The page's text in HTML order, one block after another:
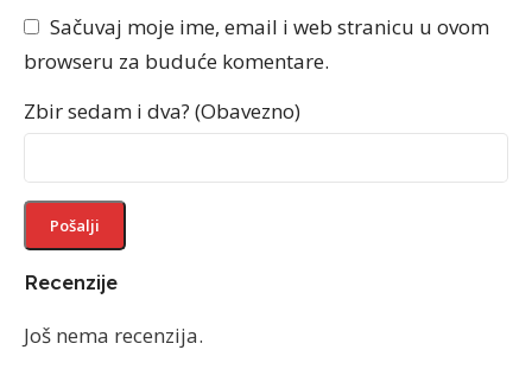
Recenzije
Još nema recenzija.
Sačuvaj moje ime, email i web stranicu u ovom
browseru za buduće komentare.
Zbir sedam i dva? (Obavezno)